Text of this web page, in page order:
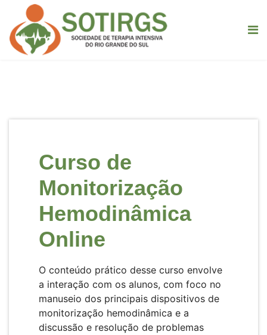
Curso de
Monitorização
Hemodinâmica
Online
O conteúdo prático desse curso envolve
a interação com os alunos, com foco no
manuseio dos principais dispositivos de
monitorização hemodinâmica e a
discussão e resolução de problemas